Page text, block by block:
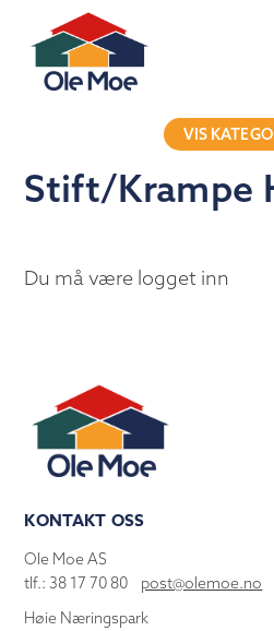
VIS
Stift/Krampe
Du må være logget inn
KONTAKT OSS
Ole Moe AS
tlf.: 38 17 70 80 post@olemoe.no
Høie Næringspark